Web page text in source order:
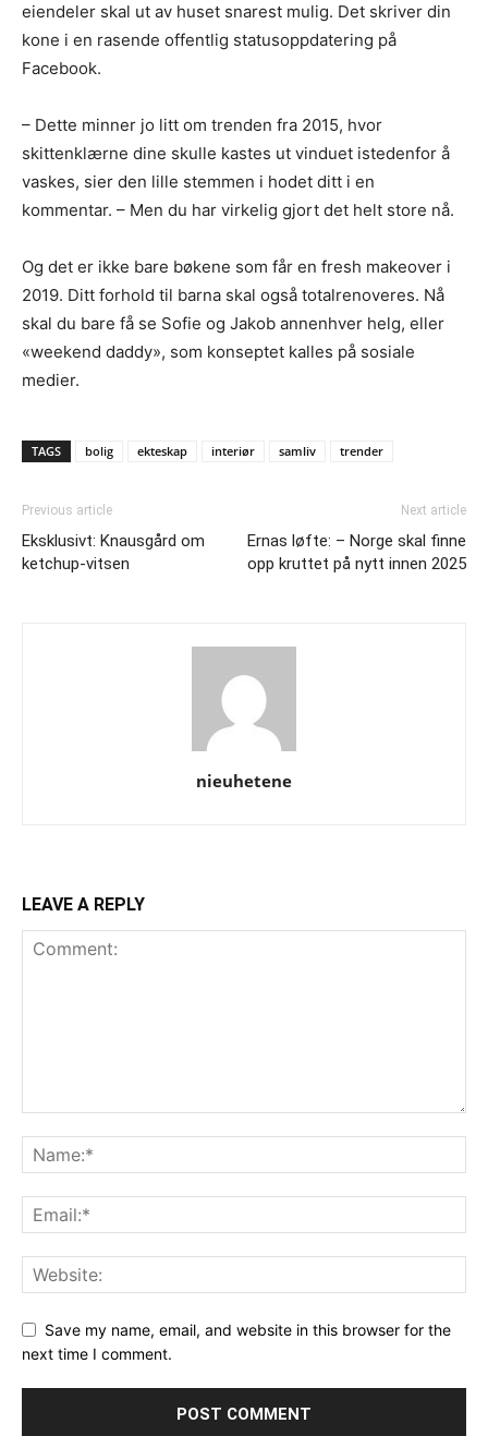
eiendeler skal ut av huset snarest mulig. Det skriver din
kone i en rasende offentlig statusoppdatering på
Facebook.
– Dette minner jo litt om trenden fra 2015, hvor
skittenklærne dine skulle kastes ut vinduet istedenfor å
vaskes, sier den lille stemmen i hodet ditt i en
kommentar. – Men du har virkelig gjort det helt store nå.
Og det er ikke bare bøkene som får en fresh makeover i
2019. Ditt forhold til barna skal også totalrenoveres. Nå
skal du bare få se Sofie og Jakob annenhver helg, eller
«weekend daddy», som konseptet kalles på sosiale
medier.
TAGS bolig ekteskap interiør samliv trender
Previous article
Eksklusivt: Knausgård om
ketchup-vitsen
Next article
Ernas løfte: – Norge skal finne
opp kruttet på nytt innen 2025
nieuhetene
LEAVE A REPLY
Save my name, email, and website in this browser for the
next time I comment.